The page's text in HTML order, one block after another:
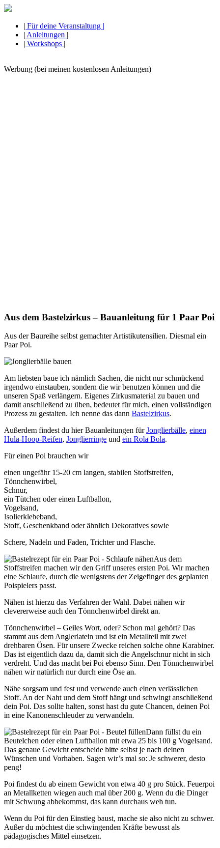
| Für deine Veranstaltung |
| Anleitungen |
| Workshops |
Werbung (bei meinen kostenlosen Anleitungen)
Aus dem Bastelzirkus – Bauanleitung für 1 Paar Poi
Aus der Baureihe selbst gemachter Artistikutensilien. Diesmal ein
Paar Poi.
Am liebsten baue ich nämlich Sachen, die nicht nur schmückend
irgendwo einstauben, sondern die wir benutzen können und die
unseren Spaß verlängern. Eigenes Zirkusmaterial zu bauen und
damit anschließend zu üben, bedeutet für mich, einen vollständigen
Prozess zu gestalten. Ich nenne das dann Bastelzirkus.
Außerdem findest du hier Bauanleitungen fürJonglierbälle, einen
Hula-Hoop-Reifen, Jonglierringe und ein Rola Bola.
Für einen Poi brauchen wir
einen ungefähr 15-20 cm langen, stabilen Stoffstreifen,
Tönnchenwirbel,
Schnur,
ein Tütchen oder einen Luftballon,
Vogelsand,
Isolierklebeband,
Stoff, Geschenkband oder ähnlich Dekoratives sowie
Schere, Nadeln und Faden, Trichter und Flasche.
Aus dem
Stoffstreifen machen wir den Griff unseres ersten Poi. Wir machen
eine Schlaufe, durch die wenigstens der Zeigefinger des geplanten
Poispielers passt.
Nähen ist hierzu das Verfahren der Wahl. Dabei nähen wir
clevererweise auch den Tönnchenwirbel direkt an.
Tönnchenwirbel – Geiles Wort, oder? Schon mal gehört? Das
stammt aus dem Anglerlatein und ist ein Metallteil mit zwei
drehbaren Ösen. Für unsere Zwecke reichen solche ohne Karabiner.
Das ist eigentlich dazu da, damit sich die Angelschnur nicht in sich
verdreht. Und das macht bei Poi ebenso Sinn. Den Tönnchenwirbel
nähen wir natürlich nur durch eine Öse an.
Nähe sorgsam und fest und verwende auch einen verlässlichen
Stoff. An der Naht und dem Stoff hängt und schwingt anschließend
dein Poi. Das sollte halten, sonst hast du gute Chancen, deinen Poi
in eine Kanonenschleuder zu verwandeln.
Dann füllst du ein
Beutelchen oder einen Luftballon mit etwa 25 bis 100 g Vogelsand.
Das genaue Gewicht entscheide bitte selbst je nach deinen
Wünschen und Vorhaben. Sagen wir’s mal so: Je schwerer, desto
peng!
Poi findest du ab einem Gewicht von etwa 40 g pro Stück. Feuerpoi
an Metallketten wiegen auch mal über 200 g. Wenn du die Dinger
mit Schwung abbekommst, das kann durchaus weh tun.
Wenn du Poi für den Einstieg baust, mache sie also nicht zu schwer.
Außer du möchtest die schwingenden Kräfte bewusst als
pädagogisches Mittel einsetzen.